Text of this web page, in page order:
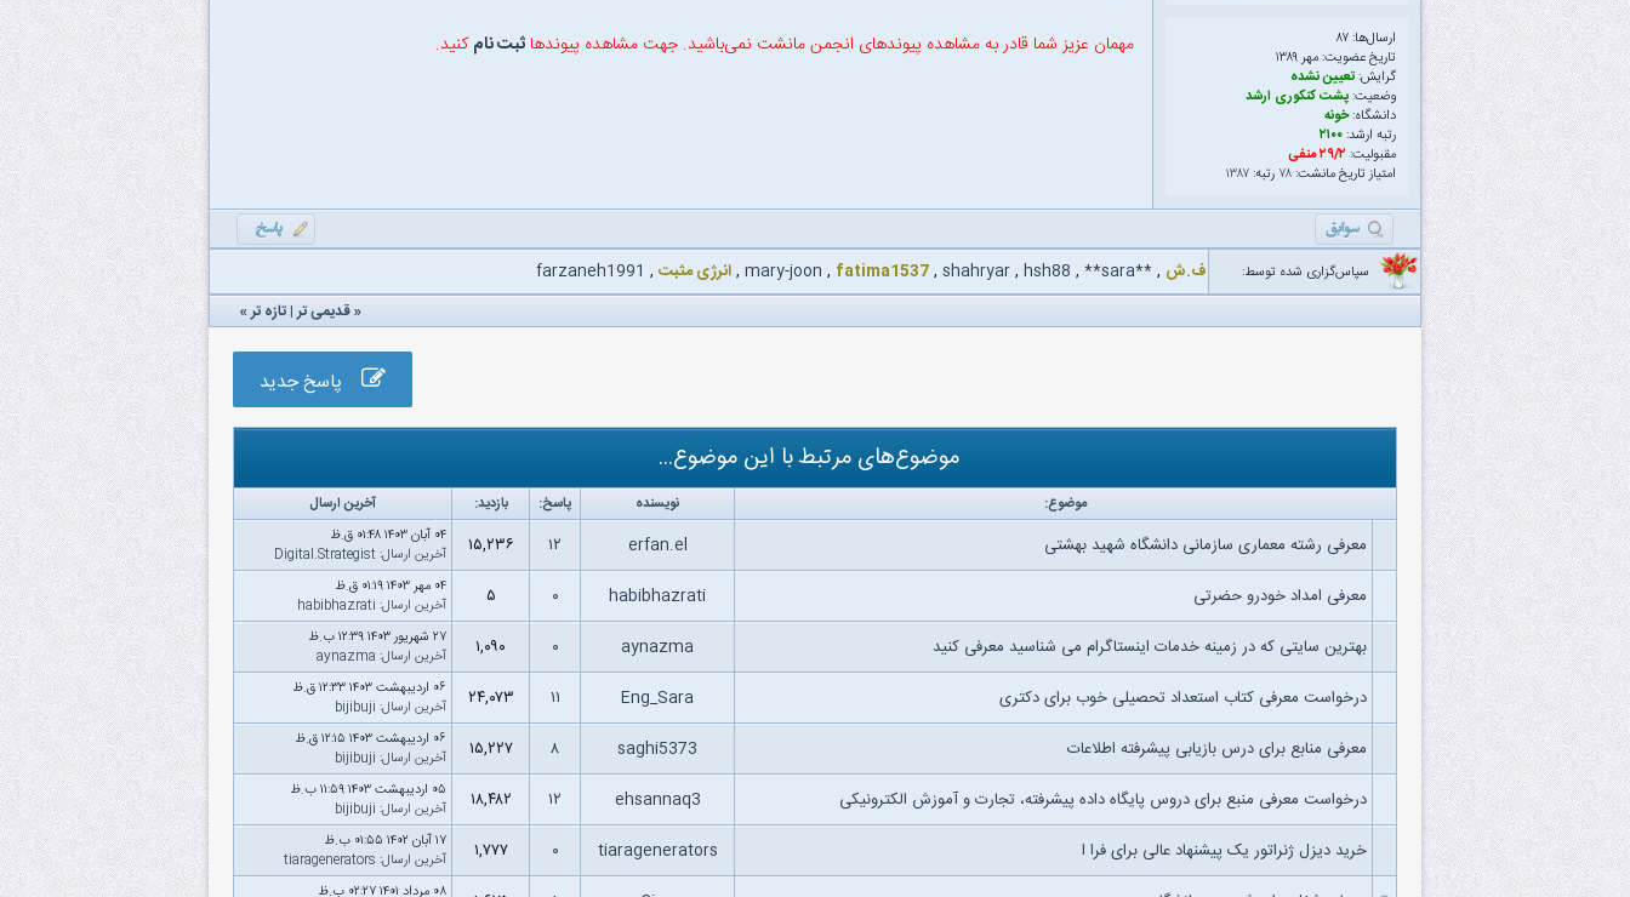
ارسال‌ها: ۸۷
تاریخ عضویت: مهر ۱۳۸۹
گرایش:تعیین نشده
وضعیت:پشت کنکوری ارشد
دانشگاه:خونه
رتبه ارشد:۲۱۰۰
مقبولیت: ۲۹/۲ منفی
امتیاز تاریخ مانشت:۷۸ رتبه:۱۳۸۷
مهمان عزیز شما قادر به مشاهده پیوندهای انجمن مانشت نمی‌باشید. جهت مشاهده پیوندها ثبت نامکنید.
سپاس‌گزاری شده توسط: ف.ش ,
**sara**
,
hsh88
,
shahryar
,
fatima1537
,
mary-joon
,انرژی مثبت ,
farzaneh1991
«قدیمی تر|تازه‌ تر»
پاسخ جدید
موضوع‌های مرتبط با این موضوع...
موضوع: نویسنده پاسخ: بازدید: آخرین ارسال
معرفی رشته معماری سازمانی دانشگاه شهید بهشتی erfan.el ۱۲ ۱۵,۲۳۶
۰۴ آبان ۱۴۰۳ ۰۱:۴۸ ق.ظ
آخرین ارسال:
Digital.Strategist
معرفی امداد خودرو حضرتی habibhazrati ۰ ۵
۰۴ مهر ۱۴۰۳ ۰۱:۱۹ ق.ظ
آخرین ارسال:
habibhazrati
بهترین سایتی که در زمینه خدمات اینستاگرام می شناسید معرفی کنید aynazma ۰ ۱,۰۹۰
۲۷ شهریور ۱۴۰۳ ۱۲:۳۹ ب.ظ
آخرین ارسال:
aynazma
درخواست معرفی کتاب استعداد تحصیلی خوب برای دکتری Eng_Sara ۱۱ ۲۴,۰۷۳
۰۶ اردیبهشت ۱۴۰۳ ۱۲:۳۳ ق.ظ
آخرین ارسال:
bijibuji
معرفی منابع برای درس بازیابی پیشرفته اطلاعات saghi5373 ۸ ۱۵,۲۲۷
۰۶ اردیبهشت ۱۴۰۳ ۱۲:۱۵ ق.ظ
آخرین ارسال:
bijibuji
درخواست معرفی منبع برای دروس پایگاه داده پیشرفته، تجارت و آموزش الکترونیکی ehsannaq3 ۱۲ ۱۸,۴۸۲
۰۵ اردیبهشت ۱۴۰۳ ۱۱:۵۹ ب.ظ
آخرین ارسال:
bijibuji
خرید دیزل ژنراتور یک پیشنهاد عالی برای فرا ا tiaragenerators ۰ ۱,۷۷۷
۱۷ آبان ۱۴۰۲ ۰۱:۵۵ ب.ظ
آخرین ارسال:
tiaragenerators
۰۸ مرداد ۱۴۰۱ ۰۲:۲۷ ب.ظ